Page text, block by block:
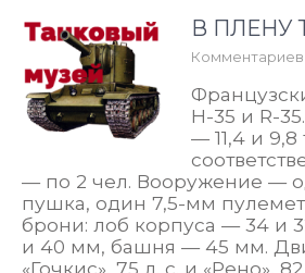
В ПЛЕНУ
Комментариев
Н-35 и R-
— 11,4 и 9,8
— по 2 чел. Вооружение —
пушка, один 7,5-мм
брони: лоб корпуса — 34 и
и 40 мм, башня — 45 мм.
«Гочкис», 75 л. с. и «Рено»,